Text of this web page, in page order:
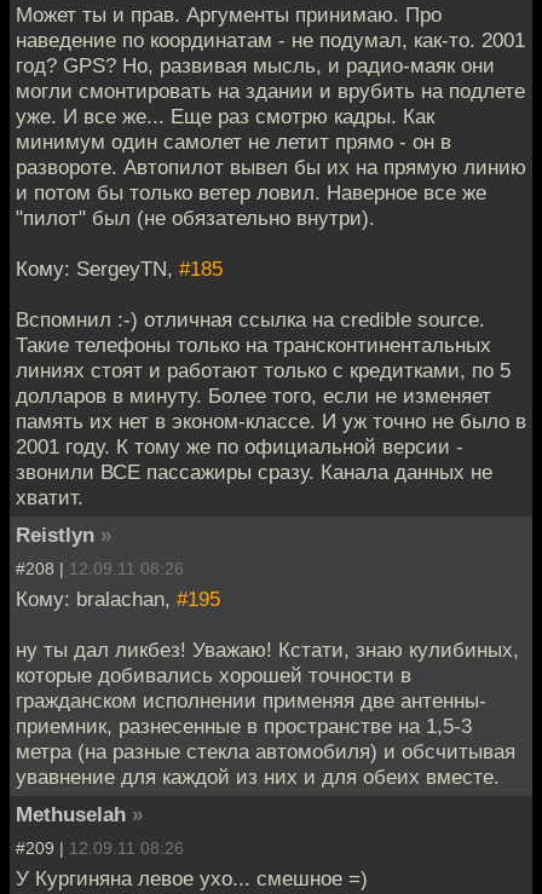
Может ты и прав. Аргументы принимаю. Про
наведение по координатам - не подумал, как-то. 2001
год? GPS? Но, развивая мысль, и радио-маяк они
могли смонтировать на здании и врубить на подлете
уже. И все же... Еще раз смотрю кадры. Как
минимум один самолет не летит прямо - он в
развороте. Автопилот вывел бы их на прямую линию
и потом бы только ветер ловил. Наверное все же
"пилот" был (не обязательно внутри).
Кому: SergeyTN, #185
Вспомнил :-) отличная ссылка на credible source.
Такие телефоны только на трансконтинентальных
линиях стоят и работают только с кредитками, по 5
долларов в минуту. Более того, если не изменяет
память их нет в эконом-классе. И уж точно не было в
2001 году. К тому же по официальной версии -
звонили ВСЕ пассажиры сразу. Канала данных не
хватит.
Reistlyn »
#208 | 12.09.11 08:26
Кому: bralachan, #195
ну ты дал ликбез! Уважаю! Кстати, знаю кулибиных,
которые добивались хорошей точности в
гражданском исполнении применяя две антенны-
приемник, разнесенные в пространстве на 1,5-3
метра (на разные стекла автомобиля) и обсчитывая
увавнение для каждой из них и для обеих вместе.
Methuselah »
#209 | 12.09.11 08:26
У Кургиняна левое ухо... смешное =)